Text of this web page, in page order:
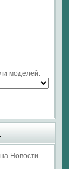
моделей:
Новости